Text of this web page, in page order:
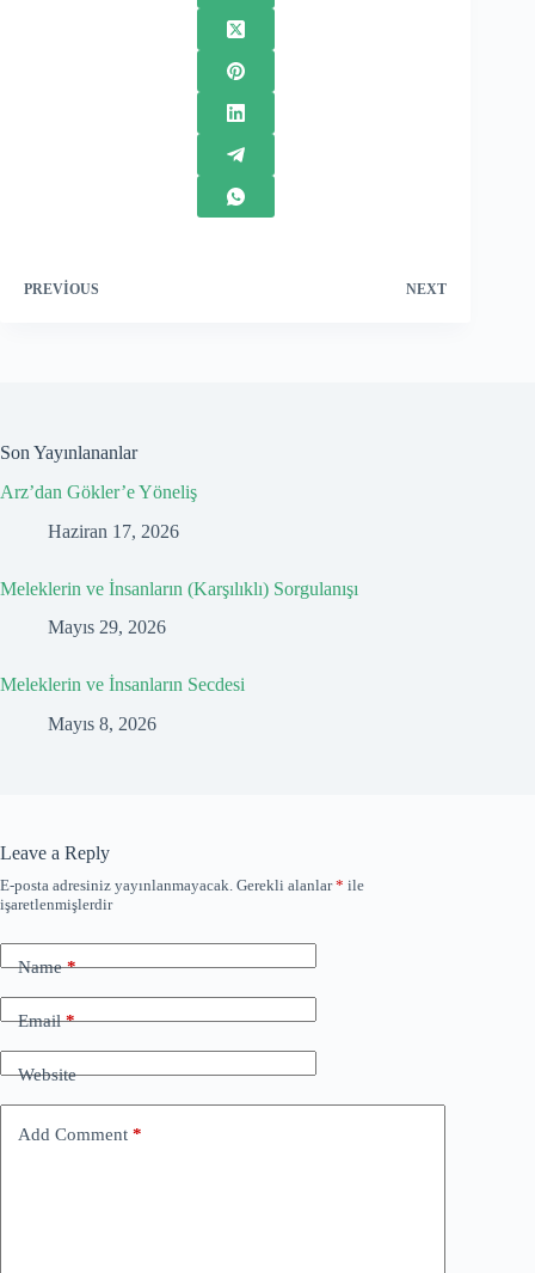
PREVIOUS NEXT
Son Yayınlananlar
Arz’dan Gökler’e Yöneliş
Haziran 17, 2026
Meleklerin ve İnsanların (Karşılıklı) Sorgulanışı
Mayıs 29, 2026
Meleklerin ve İnsanların Secdesi
Mayıs 8, 2026
Leave a Reply
E-posta adresiniz yayınlanmayacak. Gerekli alanlar* ile
işaretlenmişlerdir
Name*
Email*
Website
Add Comment *